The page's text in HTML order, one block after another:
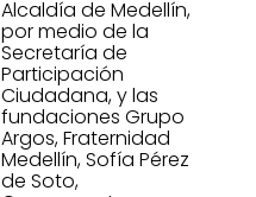
Alcaldía de Medellín,
por medio de la
Secretaría de
Participación
Ciudadana, y las
fundaciones Grupo
Argos, Fraternidad
Medellín, Sofía Pérez
de Soto,